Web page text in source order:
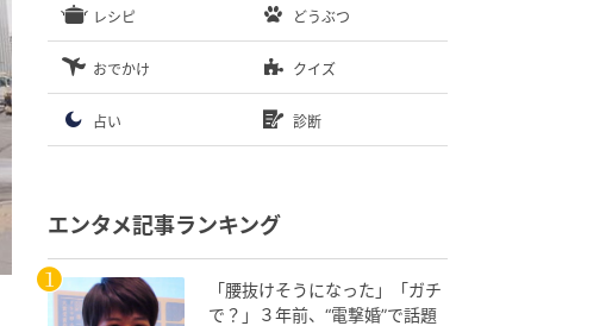
レシピ どうぶつ
おでかけ クイズ
占い 診断
エンタメ記事ランキング
「腰抜けそうになった」「ガチ
で？」３年前、“電撃婚”で話題